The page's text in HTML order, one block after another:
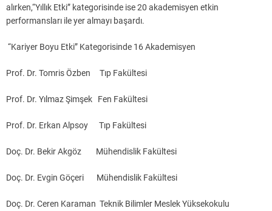
alırken,“Yıllık Etki” kategorisinde ise 20 akademisyen etkin
performansları ile yer almayı başardı.
“Kariyer Boyu Etki” Kategorisinde 16 Akademisyen
Prof. Dr. Tomris Özben Tıp Fakültesi
Prof. Dr. Yılmaz Şimşek Fen Fakültesi
Prof. Dr. Erkan Alpsoy Tıp Fakültesi
Doç. Dr. Bekir Akgöz Mühendislik Fakültesi
Doç. Dr. Evgin Göçeri Mühendislik Fakültesi
Doç. Dr. Ceren Karaman Teknik Bilimler Meslek Yüksekokulu